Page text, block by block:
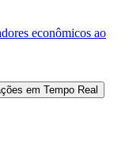
econômicos ao
em Tempo Real